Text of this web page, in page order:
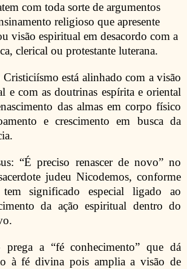
com toda sorte de argumentos
religioso que apresente
visão espiritual em desacordo com a
clerical ou protestante luterana.
Cristiciísmo está alinhado com a visão
e com as doutrinas espírita e oriental
das almas em corpo físico
e crescimento em busca da
“É preciso renascer de novo” no
judeu Nicodemos, conforme
tem significado especial ligado ao
da ação espiritual dentro do
prega a “fé conhecimento” que dá
à fé divina pois amplia a visão de